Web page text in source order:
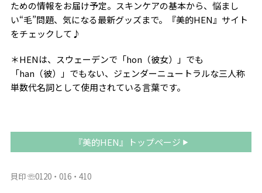
ための情報をお届け予定。スキンケアの基本から、悩まし
い“毛”問題、気になる最新グッズまで。『美的HEN』サイト
をチェックして♪
＊HENは、スウェーデンで「hon（彼女）」でも
「han（彼）」でもない、ジェンダーニュートラルな三人称
単数代名詞として使用されている言葉です。
『美的HEN』トップページ
貝印 ☏0120・016・410